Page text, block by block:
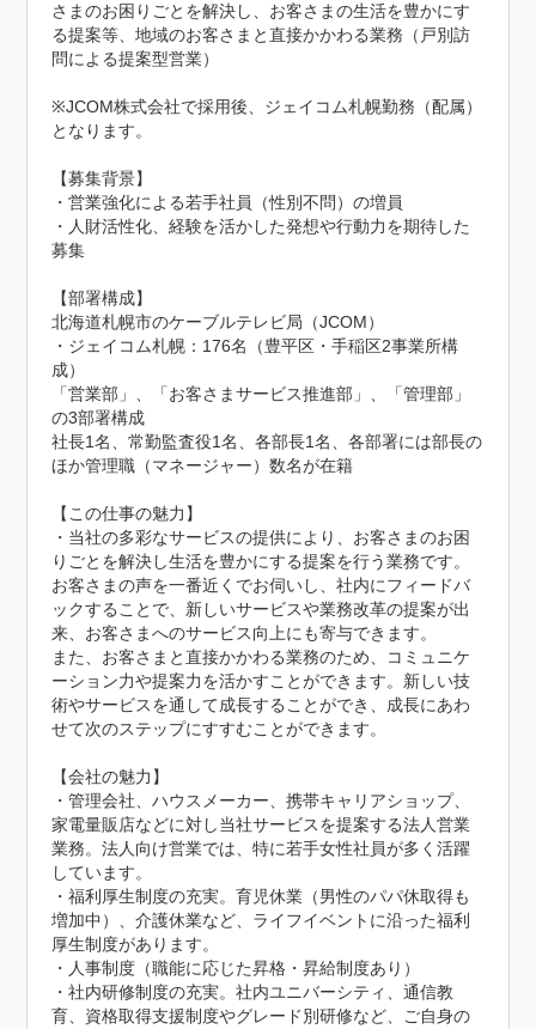
さまのお困りごとを解決し、お客さまの生活を豊かにす
る提案等、地域のお客さまと直接かかわる業務（戸別訪
問による提案型営業）
※JCOM株式会社で採用後、ジェイコム札幌勤務（配属）
となります。
【募集背景】
・営業強化による若手社員（性別不問）の増員
・人財活性化、経験を活かした発想や行動力を期待した
募集
【部署構成】
北海道札幌市のケーブルテレビ局（JCOM）
・ジェイコム札幌：176名（豊平区・手稲区2事業所構
成）
「営業部」、「お客さまサービス推進部」、「管理部」
の3部署構成
社長1名、常勤監査役1名、各部長1名、各部署には部長の
ほか管理職（マネージャー）数名が在籍
【この仕事の魅力】
・当社の多彩なサービスの提供により、お客さまのお困
りごとを解決し生活を豊かにする提案を行う業務です。
お客さまの声を一番近くでお伺いし、社内にフィードバ
ックすることで、新しいサービスや業務改革の提案が出
来、お客さまへのサービス向上にも寄与できます。
また、お客さまと直接かかわる業務のため、コミュニケ
ーション力や提案力を活かすことができます。新しい技
術やサービスを通して成長することができ、成長にあわ
せて次のステップにすすむことができます。
【会社の魅力】
・管理会社、ハウスメーカー、携帯キャリアショップ、
家電量販店などに対し当社サービスを提案する法人営業
業務。法人向け営業では、特に若手女性社員が多く活躍
しています。
・福利厚生制度の充実。育児休業（男性のパパ休取得も
増加中）、介護休業など、ライフイベントに沿った福利
厚生制度があります。
・人事制度（職能に応じた昇格・昇給制度あり）
・社内研修制度の充実。社内ユニバーシティ、通信教
育、資格取得支援制度やグレード別研修など、ご自身の